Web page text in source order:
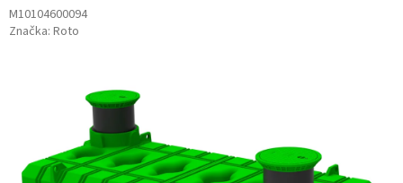
M10104600094
Značka: Roto